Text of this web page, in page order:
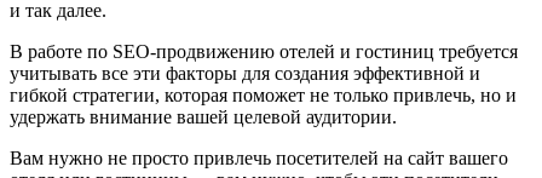
и так далее.
В работе по SEO-продвижению отелей и гостиниц требуется
учитывать все эти факторы для создания эффективной и
гибкой стратегии, которая поможет не только привлечь, но и
удержать внимание вашей целевой аудитории.
Вам нужно не просто привлечь посетителей на сайт вашего